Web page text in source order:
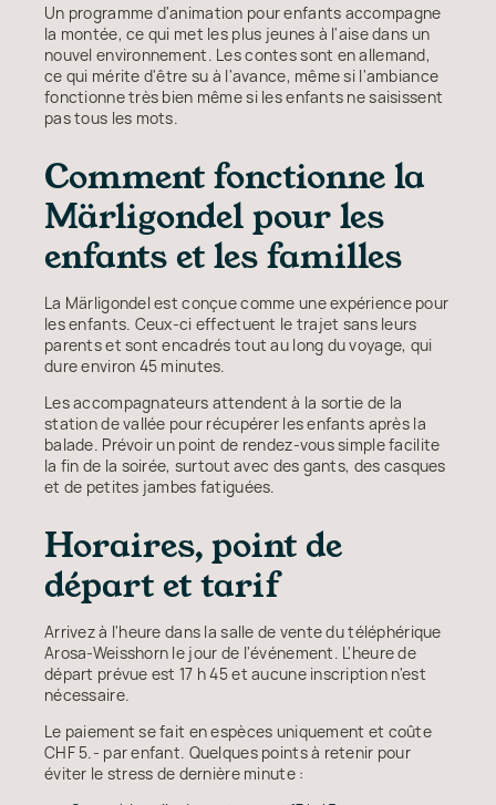
Un programme d'animation pour enfants accompagne
la montée, ce qui met les plus jeunes à l'aise dans un
nouvel environnement. Les contes sont en allemand,
ce qui mérite d'être su à l'avance, même si l'ambiance
fonctionne très bien même si les enfants ne saisissent
pas tous les mots.
Comment fonctionne la
Märligondel pour les
enfants et les familles
La Märligondel est conçue comme une expérience pour
les enfants. Ceux-ci effectuent le trajet sans leurs
parents et sont encadrés tout au long du voyage, qui
dure environ 45 minutes.
Les accompagnateurs attendent à la sortie de la
station de vallée pour récupérer les enfants après la
balade. Prévoir un point de rendez-vous simple facilite
la fin de la soirée, surtout avec des gants, des casques
et de petites jambes fatiguées.
Horaires, point de
départ et tarif
Arrivez à l'heure dans la salle de vente du téléphérique
Arosa-Weisshorn le jour de l'événement. L'heure de
départ prévue est 17 h 45 et aucune inscription n'est
nécessaire.
Le paiement se fait en espèces uniquement et coûte
CHF 5.- par enfant. Quelques points à retenir pour
éviter le stress de dernière minute :